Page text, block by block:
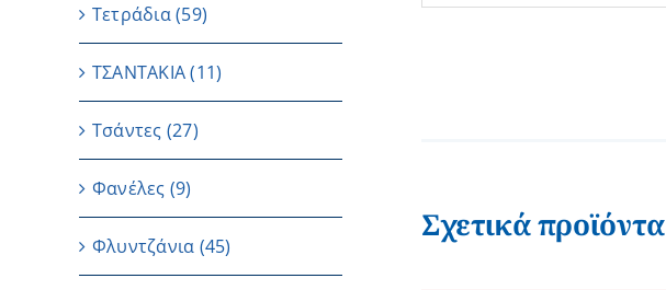
Σχετικά προϊόντα
Τετράδια(59)
ΤΣΑΝΤΑΚΙΑ (11)
Τσάντες (27)
Φανέλες (9)
Φλυντζάνια (45)